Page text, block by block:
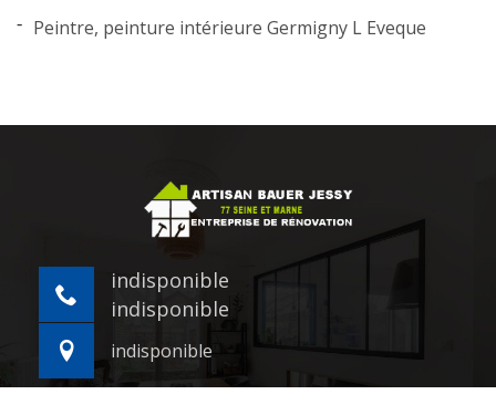
Peintre, peinture intérieure Germigny L Eveque
indisponible
indisponible
indisponible